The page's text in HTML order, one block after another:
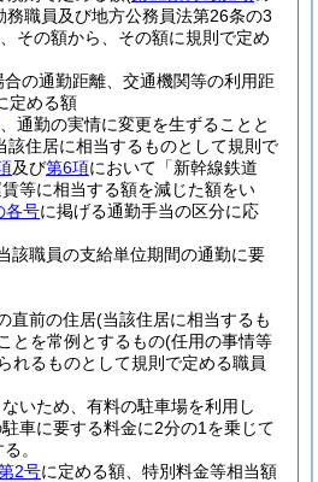
職員及び地方公務員法第26条の3
その額から、その額に規則で定め
の通勤距離、交通機関等の利用距
定める額
通勤の実情に変更を生ずることと
該住居に相当するものとして規則で
及び第6項において「新幹線鉄道
等に相当する額を減じた額をい
各号に掲げる通勤手当の区分に応
該職員の支給単位期間の通勤に要
直前の住居(当該住居に相当するも
とを常例とするもの(任用の事情等
れるものとして規則で定める職員
いため、有料の駐車場を利用し
車に要する料金に2分の1を乗じて
。
2号に定める額、特別料金等相当額